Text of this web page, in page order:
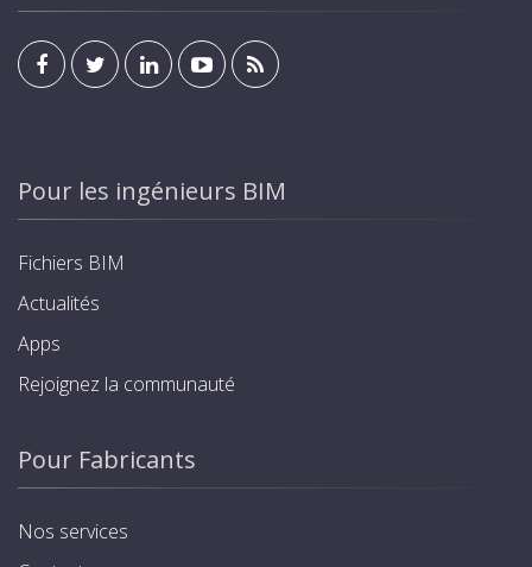
Pour les ingénieurs BIM
Fichiers BIM
Actualités
Apps
Rejoignez la communauté
Pour Fabricants
Nos services